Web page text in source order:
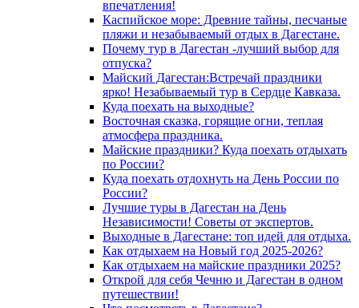
впечатления!
Каспийское море: Древние тайны, песчаные
пляжи и незабываемый отдых в Дагестане.
Почему тур в Дагестан -лучший выбор для
отпуска?
Майский Дагестан:Встречай праздники
ярко! Незабываемый тур в Сердце Кавказа.
Куда поехать на выходные?
Восточная сказка, горящие огни, теплая
атмосфера праздника.
Майские праздники? Куда поехать отдыхать
по России?
Куда поехать отдохнуть на День России по
России?
Лучшие туры в Дагестан на День
Независимости! Советы от экспертов.
Выходные в Дагестане: топ идей для отдыха.
Как отдыхаем на Новый год 2025-2026?
Как отдыхаем на майские праздники 2025?
Открой для себя Чечню и Дагестан в одном
путешествии!